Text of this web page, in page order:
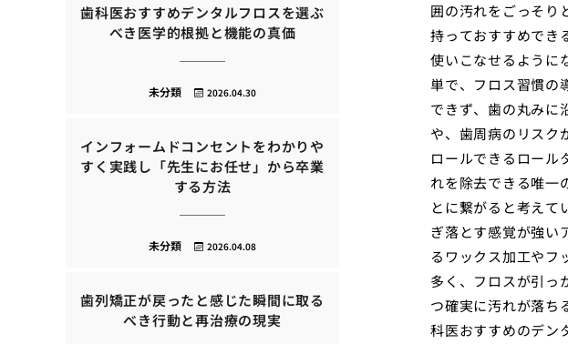
囲の汚れをごっそり
持っておすすめでき
使いこなせるように
単で、フロス習慣の
できず、歯の丸みに
や、歯周病のリスク
ロールできるロール
れを除去できる唯一
とに繋がると考えて
ぎ落とす感覚が強い
るワックス加工やフ
多く、フロスが引っ
つ確実に汚れが落ち
科医おすすめのデン
歯科医おすすめデンタルフロスを選ぶ
べき医学的根拠と機能の真価
2026.04.30
未分類
インフォームドコンセントをわかりや
すく実践し「先生にお任せ」から卒業
する方法
2026.04.08
未分類
歯列矯正が戻ったと感じた瞬間に取る
べき行動と再治療の現実